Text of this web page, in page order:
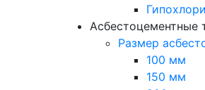
Асбестоцементные
Размер
100 мм
150 мм